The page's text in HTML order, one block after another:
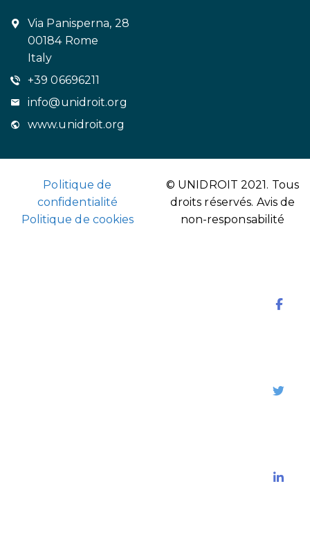
Via Panisperna, 28
00184 Rome
Italy
+39 06696211
info@unidroit.org
www.unidroit.org
Politique de
confidentialité
Politique de cookies
© UNIDROIT 2021. Tous
droits réservés. Avis de
non-responsabilité